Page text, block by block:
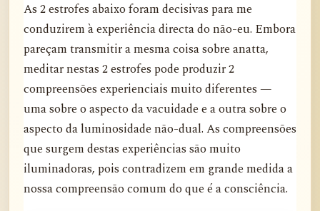
As 2 estrofes abaixo foram decisivas para me
conduzirem à experiência directa do não-eu. Embora
pareçam transmitir a mesma coisa sobre anatta,
meditar nestas 2 estrofes pode produzir 2
compreensões experienciais muito diferentes —
uma sobre o aspecto da vacuidade e a outra sobre o
aspecto da luminosidade não-dual. As compreensões
que surgem destas experiências são muito
iluminadoras, pois contradizem em grande medida a
nossa compreensão comum do que é a consciência.